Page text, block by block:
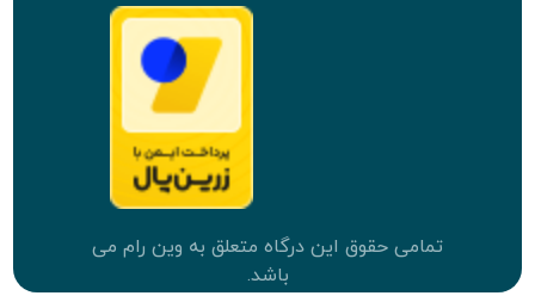
تمامی حقوق این درگاه متعلق به وین رام می
باشد.